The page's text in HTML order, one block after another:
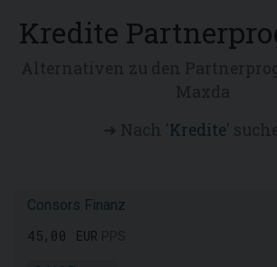
Kredite
Kredite
Consors Finanz
45,00 EUR